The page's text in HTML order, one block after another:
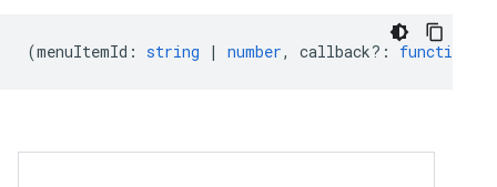
(menuItemId : string | number, callback? : function